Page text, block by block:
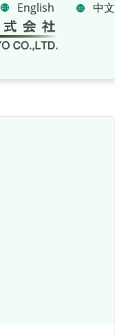
English 中文